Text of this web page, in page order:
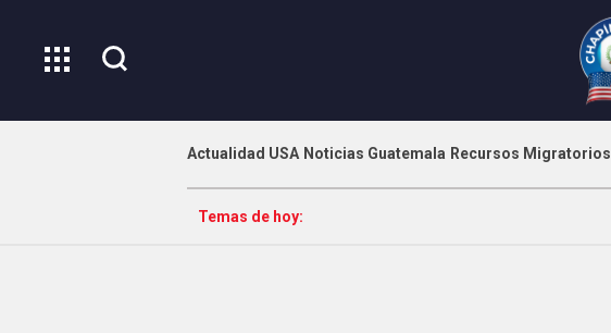
Actualidad USA Noticias Guatemala Recursos Migratorios
Temas de hoy: